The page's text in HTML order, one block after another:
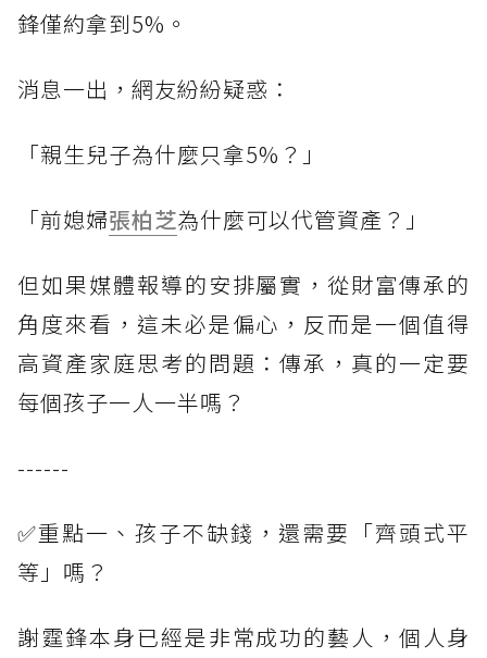
鋒僅約拿到5%。
消息一出，網友紛紛疑惑：
「親生兒子為什麼只拿5%？」
「前媳婦張柏芝為什麼可以代管資產？」
但如果媒體報導的安排屬實，從財富傳承的
角度來看，這未必是偏心，反而是一個值得
高資產家庭思考的問題：傳承，真的一定要
每個孩子一人一半嗎？
------
✅重點一、孩子不缺錢，還需要「齊頭式平
等」嗎？
謝霆鋒本身已經是非常成功的藝人，個人身